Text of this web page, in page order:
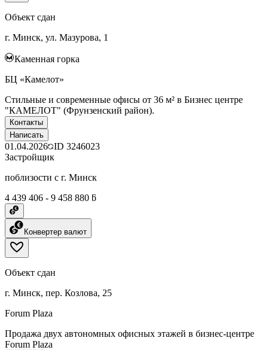
Объект сдан
г. Минск, ул. Мазурова, 1
Каменная горка
БЦ «Камелот»
Стильные и современные офисы от 36 м² в Бизнес центре
"КАМЕЛОТ" (Фрунзенский район).
Контакты
Написать
01.04.2026 ID 3246023
Застройщик
поблизости с г. Минск
4 439 406 - 9 458 880 ƃ
Конвертер валют
Объект сдан
г. Минск, пер. Козлова, 25
Forum Plaza
Продажа двух автономных офисных этажей в бизнес-центре
Forum Plaza